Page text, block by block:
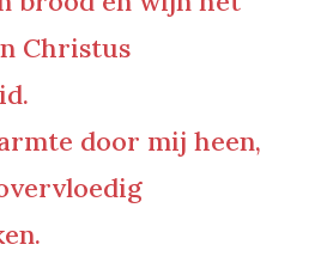
Christus
door mij heen,